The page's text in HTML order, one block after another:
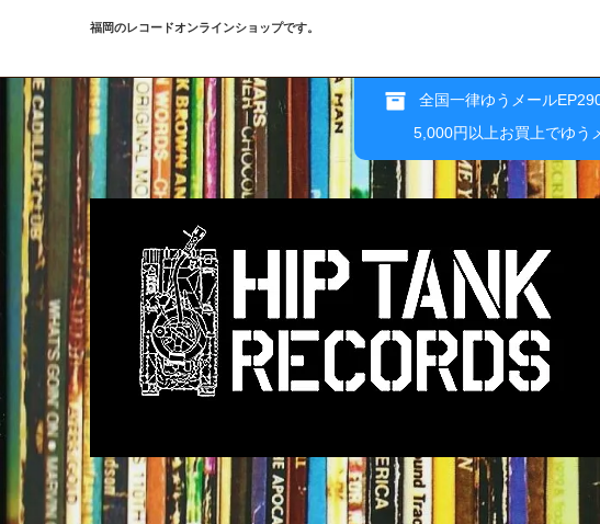
福岡のレコードオンラインショップです。
全国一律ゆうメール
5,000円以上お買上でゆう